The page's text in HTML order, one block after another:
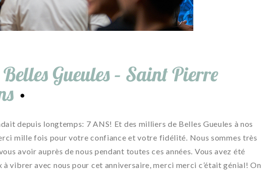
Belles Gueules – Saint Pierre
depuis longtemps: 7 ANS! Et des milliers de Belles Gueules à nos
mille fois pour votre confiance et votre fidélité. Nous sommes très
avoir auprès de nous pendant toutes ces années. Vous avez été
à vibrer avec nous pour cet anniversaire, merci merci c’était génial! On